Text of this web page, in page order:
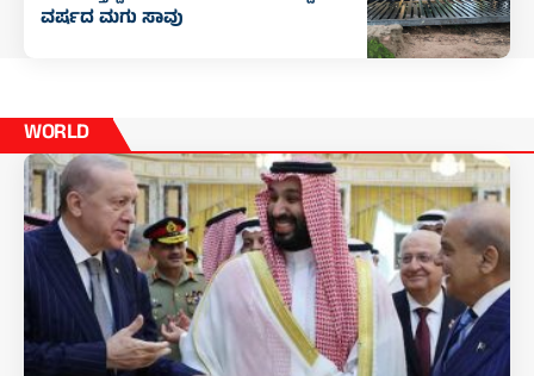
ವರ್ಷದ ಮಗು ಸಾವು
WORLD